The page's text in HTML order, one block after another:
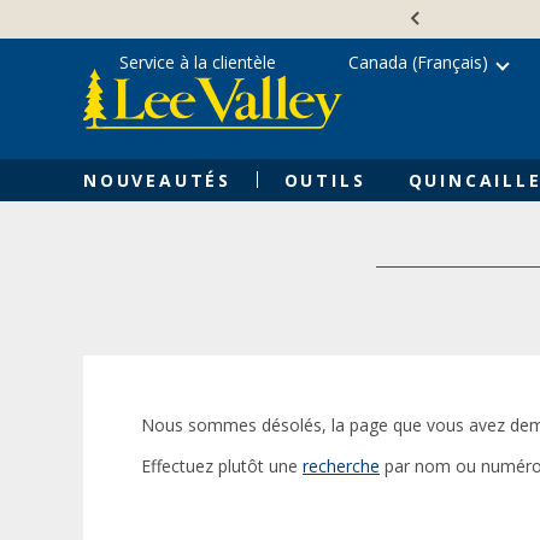
content
NOUVEAUTÉS OUTILS
Service à la clientèle Canada (Français)
Nous sommes désolés, la page que vous avez
Effectuez plutôt une recherche par nom ou